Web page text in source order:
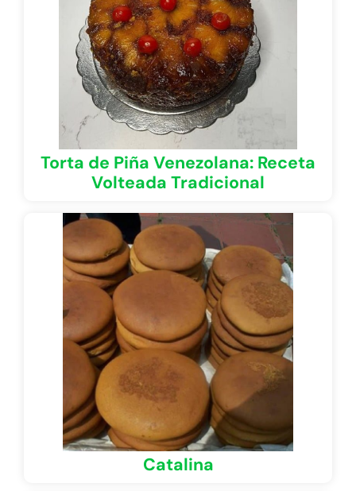
Torta de Piña Venezolana: Receta
Volteada Tradicional
Catalina